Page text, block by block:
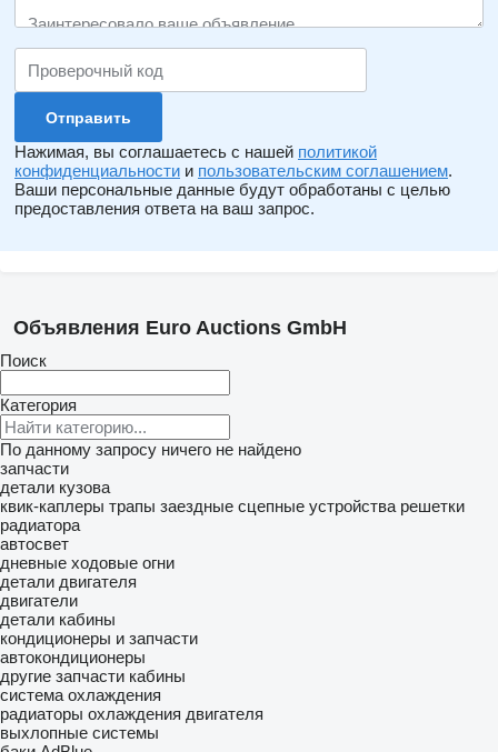
Нажимая, вы соглашаетесь с нашей политикой
конфиденциальности и пользовательским соглашением.
Ваши персональные данные будут обработаны с целью
предоставления ответа на ваш запрос.
Объявления Euro Auctions GmbH
Поиск
Категория
По данному запросу ничего не найдено
запчасти
детали кузова
квик-каплеры трапы заездные сцепные устройства решетки
радиатора
автосвет
дневные ходовые огни
детали двигателя
двигатели
детали кабины
кондиционеры и запчасти
автокондиционеры
другие запчасти кабины
система охлаждения
радиаторы охлаждения двигателя
выхлопные системы